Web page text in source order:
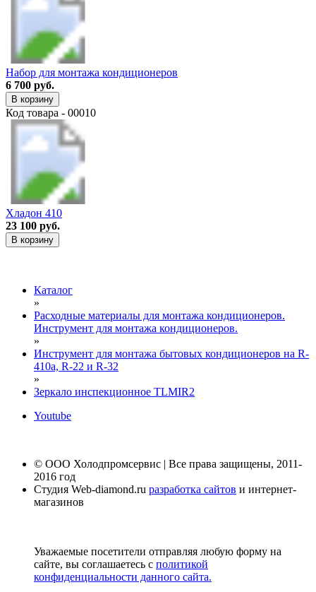
Набор для монтажа кондиционеров
6 700 руб.
В корзину
Код товара - 00010
Хладон 410
23 100 руб.
В корзину
Каталог
»
Расходные материалы для монтажа кондиционеров.
Инструмент для монтажа кондиционеров.
»
Инструмент для монтажа бытовых кондиционеров на R-
410а, R-22 и R-32
»
Зеркало инспекционное TLMIR2
Youtube
© ООО Холодпромсервис | Все права защищены, 2011-
2016 год
Студия Web-diamond.ru разработка сайтов и интернет-
магазинов
Уважаемые посетители отправляя любую форму на
сайте, вы соглашаетесь с политикой
конфиденциальности данного сайта.